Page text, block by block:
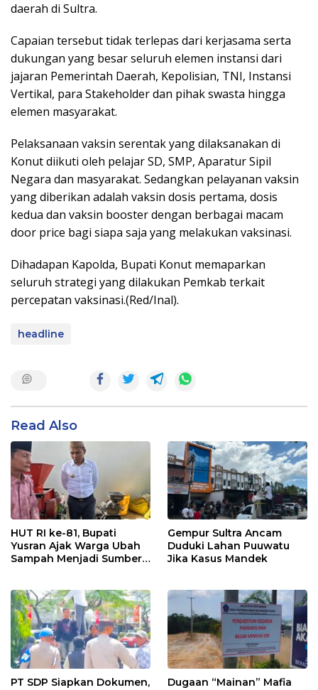
daerah di Sultra.
Capaian tersebut tidak terlepas dari kerjasama serta
dukungan yang besar seluruh elemen instansi dari
jajaran Pemerintah Daerah, Kepolisian, TNI, Instansi
Vertikal, para Stakeholder dan pihak swasta hingga
elemen masyarakat.
Pelaksanaan vaksin serentak yang dilaksanakan di
Konut diikuti oleh pelajar SD, SMP, Aparatur Sipil
Negara dan masyarakat. Sedangkan pelayanan vaksin
yang diberikan adalah vaksin dosis pertama, dosis
kedua dan vaksin booster dengan berbagai macam
door price bagi siapa saja yang melakukan vaksinasi.
Dihadapan Kapolda, Bupati Konut memaparkan
seluruh strategi yang dilakukan Pemkab terkait
percepatan vaksinasi.(Red/Inal).
headline
Read Also
HUT RI ke-81, Bupati
Yusran Ajak Warga Ubah
Sampah Menjadi Sumber
Gempur Sultra Ancam
Duduki Lahan Puuwatu
Jika Kasus Mandek
PT SDP Siapkan Dokumen,
Dugaan “Mainan” Mafia